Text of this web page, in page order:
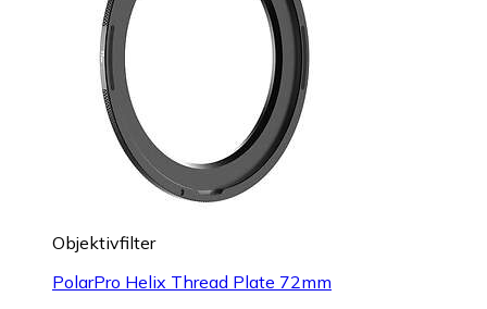
Objektivfilter
PolarPro Helix Thread Plate 72mm